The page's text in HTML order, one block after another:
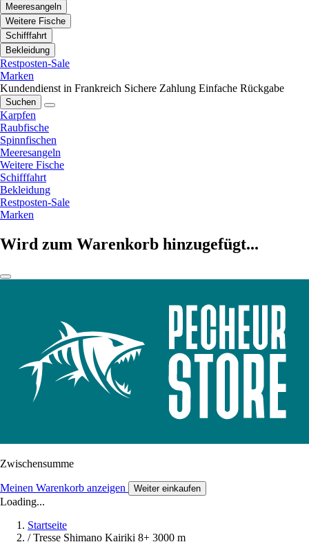
Meeresangeln
Weitere Fische
Schifffahrt
Bekleidung
Restposten-Sale
Marken
Kundendienst in Frankreich Sichere Zahlung Einfache Rückgabe
Suchen
Karpfen
Raubfische
Spinnfischen
Meeresangeln
Weitere Fische
Schifffahrt
Bekleidung
Restposten-Sale
Marken
Wird zum Warenkorb hinzugefügt...
Zwischensumme
Meinen Warenkorb anzeigen Weiter einkaufen
Loading...
Startseite
/ Tresse Shimano Kairiki 8+ 3000 m